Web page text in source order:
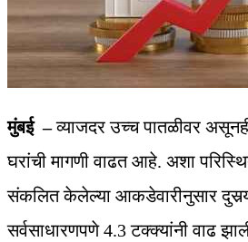
मुंबई –व्याजदर उच्च पातळीवर
घरांची मागणी वाढत आहे. अशा
संकलित केलेल्या आकडेवारीनुसार
सर्वसाधारणपणे 4.3 टक्क्यांनी वाढ